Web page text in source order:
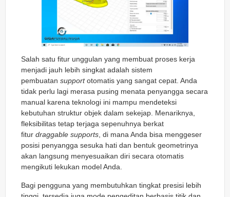
Salah satu fitur unggulan yang membuat proses kerja
menjadi jauh lebih singkat adalah sistem
pembuatan supportotomatis yang sangat cepat. Anda
tidak perlu lagi merasa pusing menata penyangga secara
manual karena teknologi ini mampu mendeteksi
kebutuhan struktur objek dalam sekejap. Menariknya,
fleksibilitas tetap terjaga sepenuhnya berkat
fitur draggable supports, di mana Anda bisa menggeser
posisi penyangga sesuka hati dan bentuk geometrinya
akan langsung menyesuaikan diri secara otomatis
mengikuti lekukan model Anda.
Bagi pengguna yang membutuhkan tingkat presisi lebih